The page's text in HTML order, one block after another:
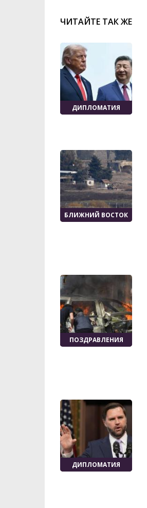
ЧИТАЙТЕ ТАК ЖЕ
ДИПЛОМАТИЯ
БЛИЖНИЙ ВОСТОК
ПОЗДРАВЛЕНИЯ
ДИПЛОМАТИЯ